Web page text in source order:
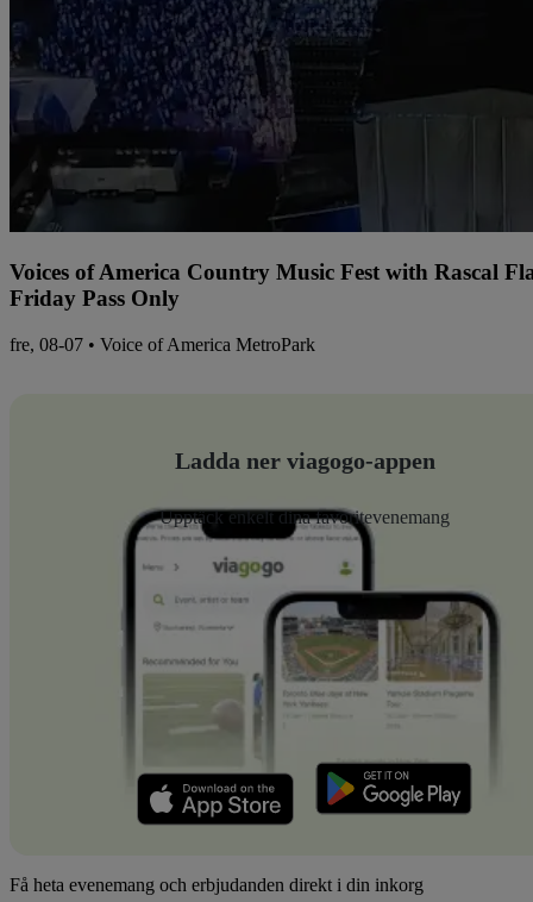
Voices of America Country Music Fest with Rascal
Friday Pass Only
fre, 08-07 • Voice of America MetroPark
Ladda ner viagogo-appen
Upptäck enkelt dina favoritevenemang
Få heta evenemang och erbjudanden direkt i din inkorg